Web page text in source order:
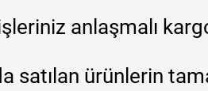
anlaşmalı
satılan ürünlerin